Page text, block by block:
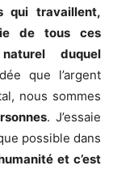
qui travaillent,
de tous ces
duquel
que l’argent
nous sommes
. J’essaie
possible dans
et c’est